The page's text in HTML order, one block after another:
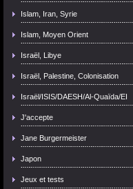
Islam, Iran, Syrie
Islam, Moyen Orient
Israël, Libye
Israël, Palestine, Colonisation
Israël/ISIS/DAESH/Al-Quaïda/EI
J'accepte
Jane Burgermeister
Japon
Jeux et tests